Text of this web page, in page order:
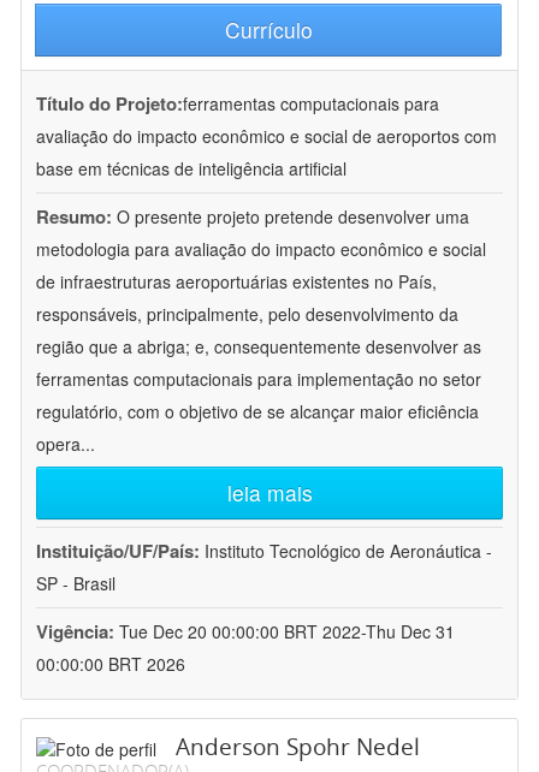
Currículo
Título do Projeto:ferramentas computacionais para
avaliação do impacto econômico e social de aeroportos com
base em técnicas de inteligência artificial
Resumo: O presente projeto pretende desenvolver uma
metodologia para avaliação do impacto econômico e social
de infraestruturas aeroportuárias existentes no País,
responsáveis, principalmente, pelo desenvolvimento da
região que a abriga; e, consequentemente desenvolver as
ferramentas computacionais para implementação no setor
regulatório, com o objetivo de se alcançar maior eficiência
opera...
leia mais
Instituição/UF/País: Instituto Tecnológico de Aeronáutica -
SP - Brasil
Vigência: Tue Dec 20 00:00:00 BRT 2022-Thu Dec 31
00:00:00 BRT 2026
Anderson Spohr Nedel